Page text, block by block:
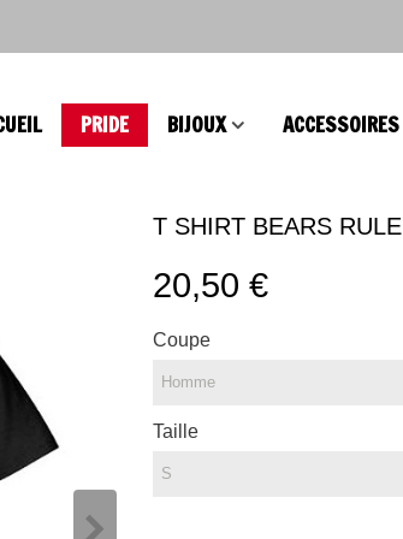
PRIDE BIJOUX ACCESSOIRES
T SHIRT BEARS RULE
20,50 €
Coupe
Taille